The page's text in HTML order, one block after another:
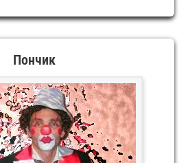
Пончик